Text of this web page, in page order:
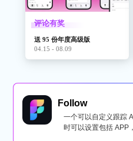
评论有奖
送 95 份年度高级版
04.15 - 08.09
Follow
一个可以自定义跟踪
时可以设置包括 APP